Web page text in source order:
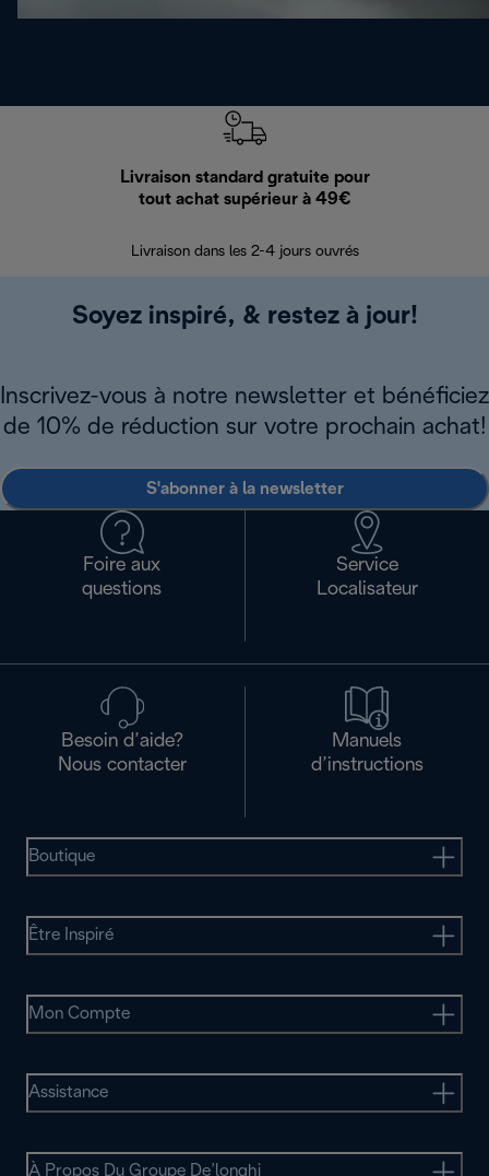
Livraison standard gratuite pour
tout achat supérieur à 49€
Livraison dans les 2-4 jours ouvrés
Soyez inspiré, & restez à jour!
Inscrivez-vous à notre newsletter et bénéficiez
de 10% de réduction sur votre prochain achat!
S'abonner à la newsletter
Foire aux
questions
Service
Localisateur
Besoin d’aide?
Nous contacter
Manuels
d’instructions
Boutique
Être Inspiré
Mon Compte
Assistance
À Propos Du Groupe De’longhi